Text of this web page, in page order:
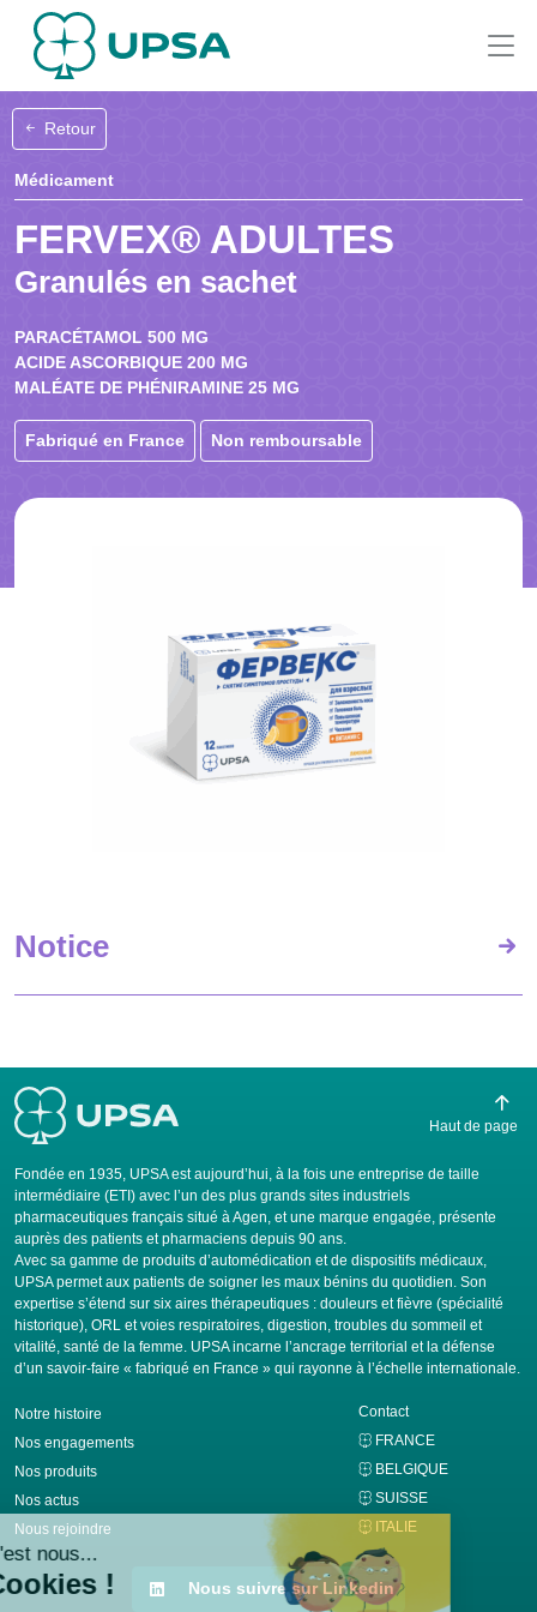
Retour
Médicament
FERVEX® ADULTES
Granulés en sachet
PARACÉTAMOL 500 MG
ACIDE ASCORBIQUE 200 MG
MALÉATE DE PHÉNIRAMINE 25 MG
Fabriqué en France Non remboursable
Notice
Fondée en 1935, UPSA est aujourd’hui, à la fois une entreprise de taille
intermédiaire (ETI) avec l’un des plus grands sites industriels
pharmaceutiques français situé à Agen, et une marque engagée, présente
auprès des patients et pharmaciens depuis 90 ans.
Avec sa gamme de produits d’automédication et de dispositifs médicaux,
UPSA permet aux patients de soigner les maux bénins du quotidien. Son
expertise s’étend sur six aires thérapeutiques : douleurs et fièvre (spécialité
historique), ORL et voies respiratoires, digestion, troubles du sommeil et
vitalité, santé de la femme. UPSA incarne l’ancrage territorial et la défense
d’un savoir-faire « fabriqué en France » qui rayonne à l’échelle internationale.
Notre histoire
Nos engagements
Nos produits
Nos actus
Nous rejoindre
Contact
FRANCE
BELGIQUE
SUISSE
ITALIE
Haut de page
Nous suivre sur Linkedin